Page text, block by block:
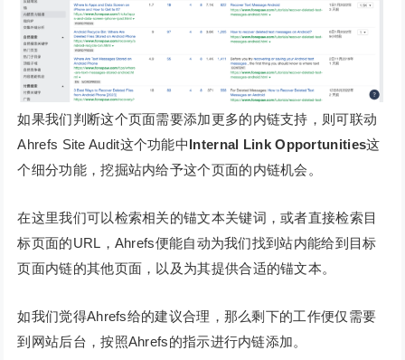
如果我们判断这个页面需要添加更多的内链支持，则可联动
Ahrefs Site Audit这个功能中Internal Link Opportunities这
个细分功能，挖掘站内给予这个页面的内链机会。
在这里我们可以检索相关的锚文本关键词，或者直接检索目
标页面的URL，Ahrefs便能自动为我们找到站内能给到目标
页面内链的其他页面，以及为其提供合适的锚文本。
如我们觉得Ahrefs给的建议合理，那么剩下的工作便仅需要
到网站后台，按照Ahrefs的指示进行内链添加。